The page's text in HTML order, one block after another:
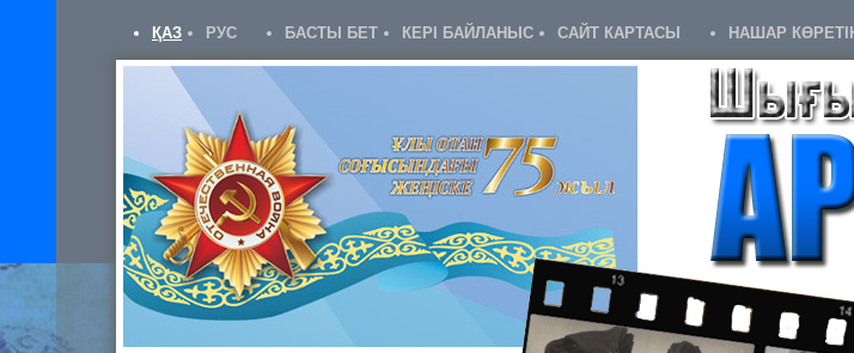
ҚАЗ РУС БАСТЫ БЕТ КЕРІ БАЙЛАНЫС САЙТ КАРТАСЫ НАШАР